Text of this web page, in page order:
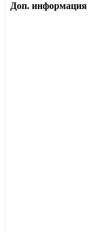
Доп. информация